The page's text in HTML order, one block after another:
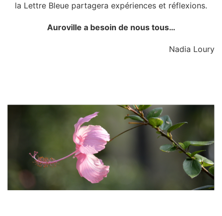
la Lettre Bleue partagera expériences et réflexions.
Auroville a besoin de nous tous…
Nadia Loury